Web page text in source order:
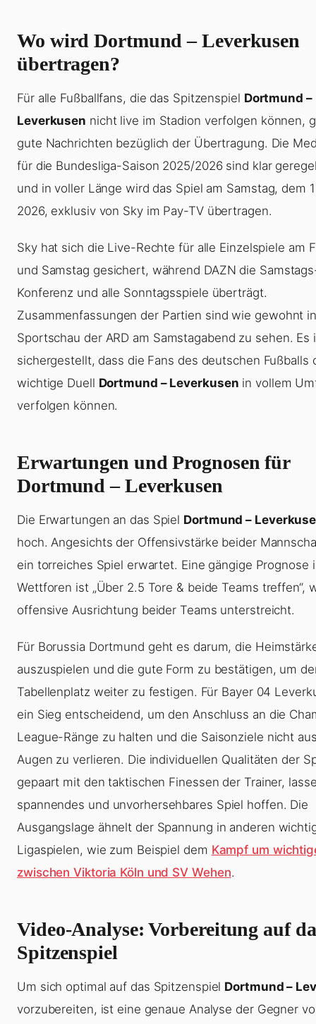
Wo wird Dortmund – Leverkusen
übertragen?
Für alle Fußballfans, die das Spitzenspiel Dortmund –
Leverkusen nicht live im Stadion verfolgen können,
gute Nachrichten bezüglich der Übertragung. Die
für die Bundesliga-Saison 2025/2026 sind klar
und in voller Länge wird das Spiel am Samstag, dem
2026, exklusiv von Sky im Pay-TV übertragen.
Sky hat sich die Live-Rechte für alle Einzelspiele am
und Samstag gesichert, während DAZN die
Konferenz und alle Sonntagsspiele überträgt.
Zusammenfassungen der Partien sind wie gewohnt
Sportschau der ARD am Samstagabend zu sehen. Es
sichergestellt, dass die Fans des deutschen Fußballs
wichtige Duell Dortmund – Leverkusen in vollem
verfolgen können.
Erwartungen und Prognosen für
Dortmund – Leverkusen
Die Erwartungen an das Spiel Dortmund –
hoch. Angesichts der Offensivstärke beider
ein torreiches Spiel erwartet. Eine gängige Prognose
Wettforen ist „Über 2.5 Tore & beide Teams treffen“,
offensive Ausrichtung beider Teams unterstreicht.
Für Borussia Dortmund geht es darum, die
auszuspielen und die gute Form zu bestätigen, um
Tabellenplatz weiter zu festigen. Für Bayer 04
ein Sieg entscheidend, um den Anschluss an die
League-Ränge zu halten und die Saisonziele nicht
Augen zu verlieren. Die individuellen Qualitäten der
gepaart mit den taktischen Finessen der Trainer,
spannendes und unvorhersehbares Spiel hoffen. Die
Ausgangslage ähnelt der Spannung in anderen
Ligaspielen, wie zum Beispiel dem Kampf um
zwischen Viktoria Köln und SV Wehen.
Video-Analyse: Vorbereitung auf
Spitzenspiel
Um sich optimal auf das Spitzenspiel Dortmund –
vorzubereiten, ist eine genaue Analyse der Gegner